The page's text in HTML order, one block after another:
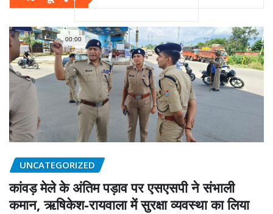
00:00
UNCATEGORIZED
कांवड़ मेले के अंतिम पड़ाव पर एसएसपी ने संभाली
कमान, ऋषिकेश-रायवाला में सुरक्षा व्यवस्था का लिया